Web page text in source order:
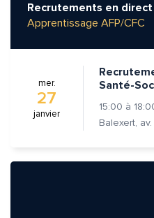
Recrutements en direct
Apprentissage AFP/CFC
mer.
27
janvier
Santé-
15:00 à
Balexert,
Quelle est la